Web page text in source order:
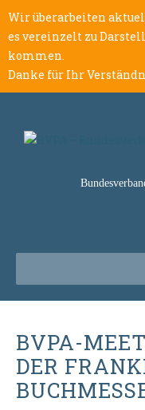
Wir überarbeiten
es vereinzelt zu
kommen.
Danke für Ihr
BVPA-
DER